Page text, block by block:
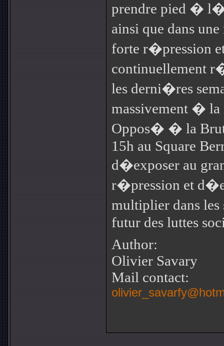
prendre pied �
ainsi que dans
forte r�pression
continuellement
les derni�res
massivement �
Oppos� � la
15h au Square
d�exposer au
r�pression et
multiplier dans
futur des luttes
Author:
Olivier Savary
Mail contact: